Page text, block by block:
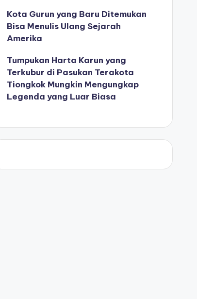
Kota Gurun yang Baru Ditemukan
Bisa Menulis Ulang Sejarah
Amerika
Tumpukan Harta Karun yang
Terkubur di Pasukan Terakota
Tiongkok Mungkin Mengungkap
Legenda yang Luar Biasa